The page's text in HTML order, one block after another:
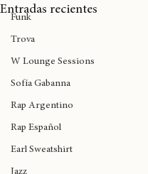
LeonThomas
Funk
Trova
W Lounge Sessions
Sofía Gabanna
Rap Argentino
Rap Español
Earl Sweatshirt